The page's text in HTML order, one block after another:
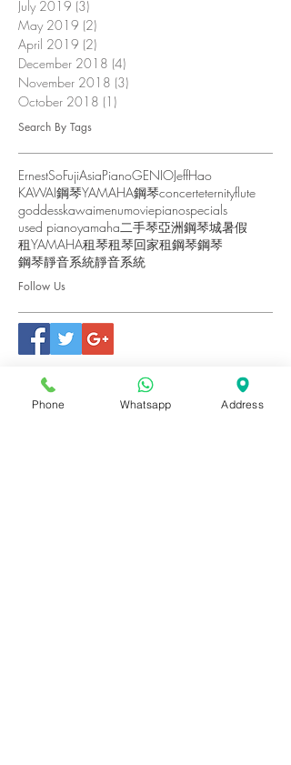
July 2019 (3)
May 2019 (2)
April 2019 (2)
December 2018 (4)
November 2018 (3)
October 2018 (1)
Search By Tags
ErnestSoFujiAsiaPianoGENIOJeffHao
KAWAI鋼琴YAMAHA鋼琴concerteternityflute
goddesskawaimenumoviepianospecials
used pianoyamaha二手琴亞洲鋼琴城暑假
租YAMAHA租琴租琴回家租鋼琴鋼琴
鋼琴靜音系統靜音系統
Follow Us
Phone Whatsapp Address